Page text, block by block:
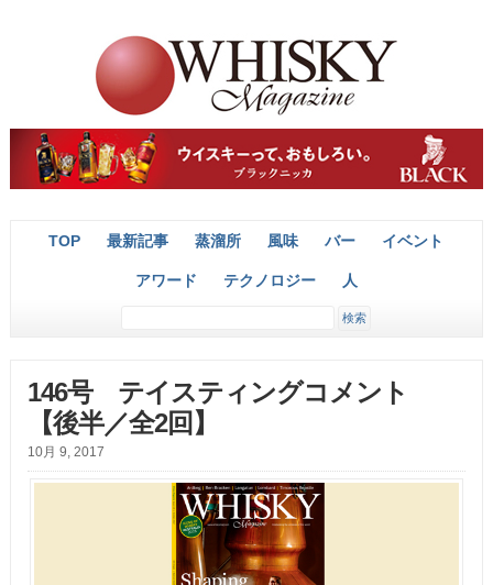
TOP 最新記事 蒸溜所 風味 バー イベント
アワード テクノロジー 人
146号 テイスティングコメント
【後半／全2回】
10月 9, 2017